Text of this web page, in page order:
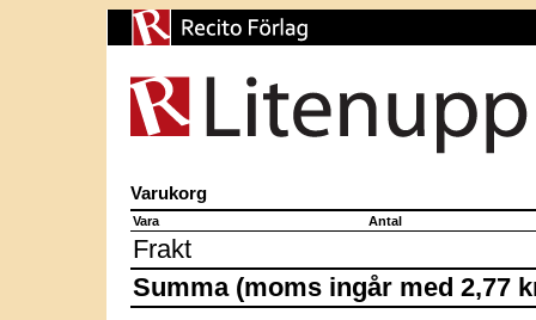
Varukorg
Vara Antal
Frakt
Summa (moms ingår med 2,77